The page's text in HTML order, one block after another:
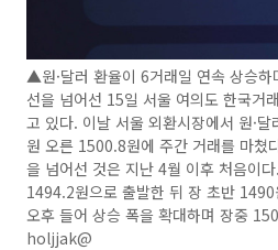
▲원·달러 환율이 6거래일 연속 상승
선을 넘어선 15일 서울 여의도 한국거
고 있다. 이날 서울 외환시장에서 원·
원 오른 1500.8원에 주간 거래를 마쳤
을 넘어선 것은 지난 4월 이후 처음이
1494.2원으로 출발한 뒤 장 초반
오후 들어 상승 폭을 확대하며 장중
holjjak@